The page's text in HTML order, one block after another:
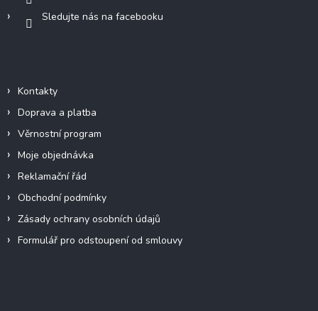
Sledujte nás na facebooku
Kontakty
Doprava a platba
Věrnostní program
Moje objednávka
Reklamační řád
Obchodní podmínky
Zásady ochrany osobních údajů
Formulář pro odstoupení od smlouvy